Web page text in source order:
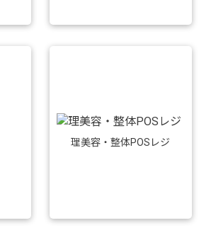
理美容・整体POSレジ